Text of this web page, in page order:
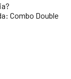
Combo Double